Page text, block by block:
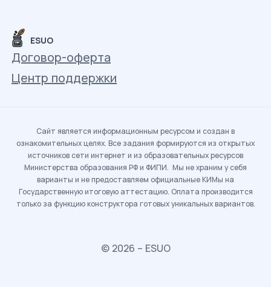
ESUO
Договор-оферта
Центр поддержки
Сайт является информационным ресурсом и создан в
ознакомительных целях. Все задания формируются из открытых
источников сети интернет и из образовательных ресурсов
Министерства образования РФ и ФИПИ. Мы не храним у себя
варианты и не предоставляем официальные КИМы на
Государственную итоговую аттестацию. Оплата производится
только за функцию конструктора готовых уникальных вариантов.
© 2026 – ESUO